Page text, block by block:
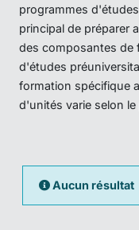
programmes
principal de préparer
des composantes de
d'études
formation spécifique
d'unités varie selon
Aucun résultat